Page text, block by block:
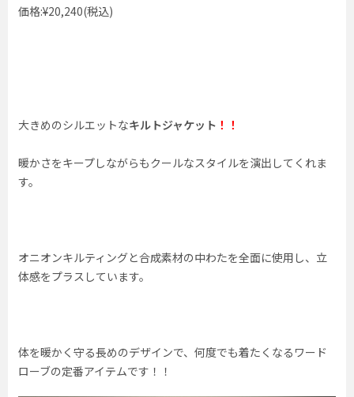
価格:¥20,240(税込)
大きめのシルエットなキルトジャケット ！！
暖かさをキープしながらもクールなスタイルを演出してくれま
す。
オニオンキルティングと合成素材の中わたを全面に使用し、立
体感をプラスしています。
体を暖かく守る長めのデザインで、何度でも着たくなるワード
ローブの定番アイテムです！！